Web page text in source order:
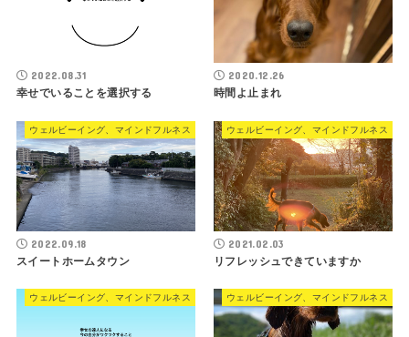
2022.08.31
幸せでいることを選択する
2020.12.26
時間よ止まれ
ウェルビーイング、マインドフルネス
2022.09.18
スイートホームタウン
ウェルビーイング、マインドフルネス
2021.02.03
リフレッシュできていますか
ウェルビーイング、マインドフルネス ウェルビーイング、マインドフルネス